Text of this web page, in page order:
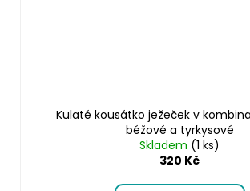
Kulaté kousátko ježeček v
béžové a tyrkysové
Skladem (1 ks)
320 Kč